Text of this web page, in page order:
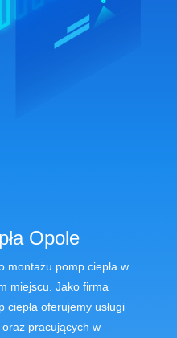
Opole
montażu pompciepła w
miejscu Jakofirma
ciepła oferujemyusługi
orazpracujących w